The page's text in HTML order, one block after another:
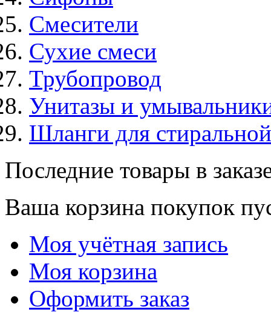
Смесители
Сухие смеси
Трубопровод
Унитазы и
Шланги для
Последние товары в
Ваша корзина покупок
Моя учётная запись
Моя корзина
Оформить заказ